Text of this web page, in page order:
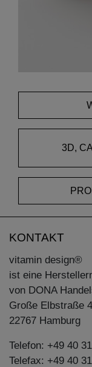
3D,
KONTAKT
vitamin design®
ist eine
von DONA
Große Elbstraße
22767 Hamburg
Telefon: +49 40
Telefax: +49 40